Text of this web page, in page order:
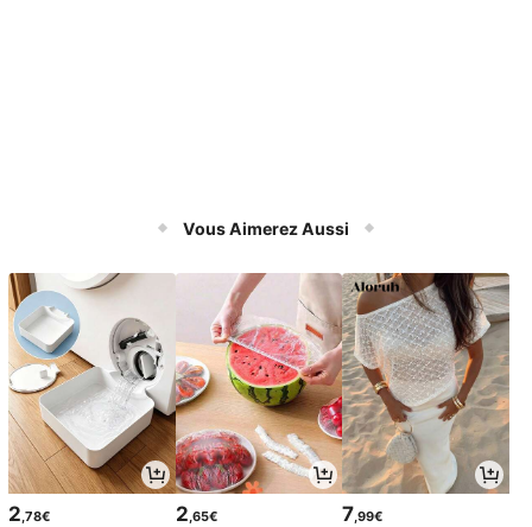
Vous Aimerez Aussi
2 ,78€ 2 ,65€ 7 ,99€